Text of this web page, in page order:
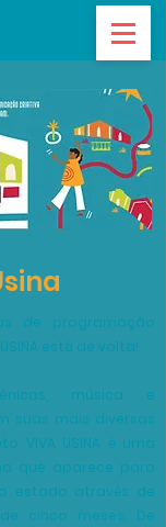
de programação
está de volta!
música e
suas mais diversas
VIVA USINA é uma
que aparece para
estado através de
cinco meses. De